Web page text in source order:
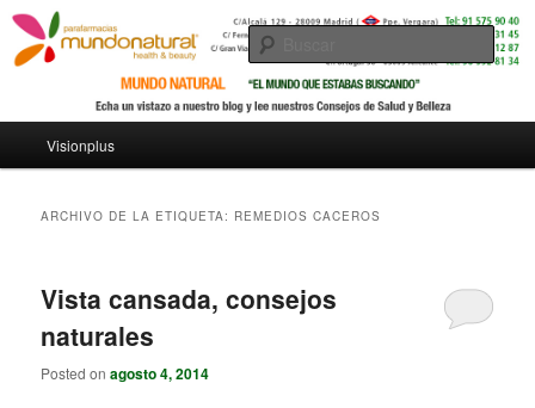
Ir al contenido principal
Ir al contenido secundario
Visionplus
ARCHIVO DE LA ETIQUETA: REMEDIOS CACEROS
Vista cansada, consejos
naturales
Posted onagosto 4, 2014